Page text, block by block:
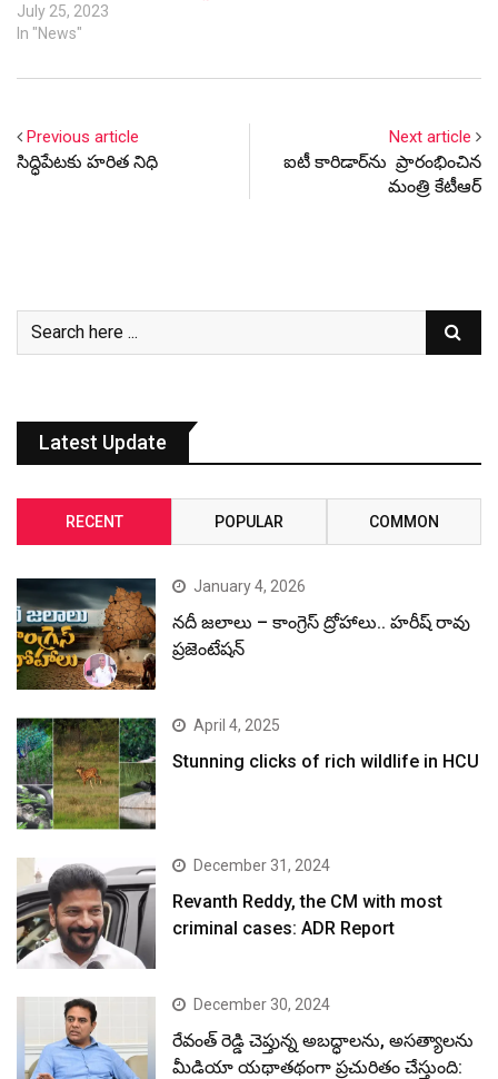
July 25, 2023
In "News"
Previous article
సిద్ధిపేటకు హరిత నిధి
Next article
ఐటీ కారిడార్‌ను ప్రారంభించిన
మంత్రి కేటీఆర్‌
Latest Update
RECENT POPULAR COMMON
January 4, 2026
నదీ జలాలు – కాంగ్రెస్ ద్రోహాలు.. హరీష్ రావు
ప్రజెంటేషన్
April 4, 2025
Stunning clicks of rich wildlife in HCU
December 31, 2024
Revanth Reddy, the CM with most
criminal cases: ADR Report
December 30, 2024
రేవంత్ రెడ్డి చెప్తున్న అబద్ధాలను, అసత్యాలను
మీడియా యథాతథంగా ప్రచురితం చేస్తుంది: